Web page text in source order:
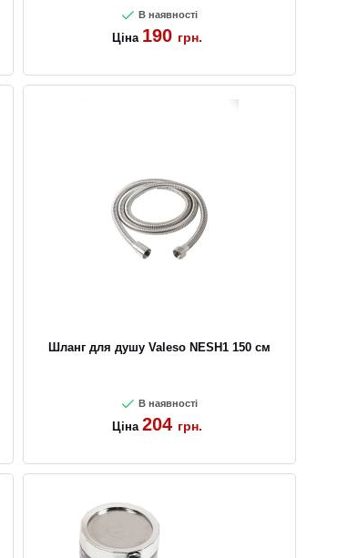
В наявності
Ціна 190 грн.
Шланг для душу Valeso NESH1 150 см
В наявності
Ціна 204 грн.